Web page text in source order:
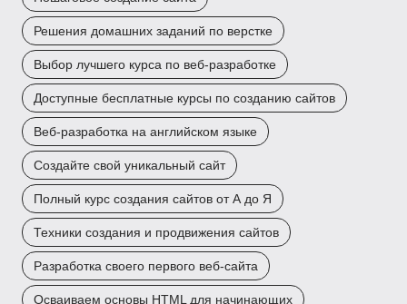
Решения домашних заданий по верстке
Выбор лучшего курса по веб-разработке
Доступные бесплатные курсы по созданию сайтов
Веб-разработка на английском языке
Создайте свой уникальный сайт
Полный курс создания сайтов от А до Я
Техники создания и продвижения сайтов
Разработка своего первого веб-сайта
Осваиваем основы HTML для начинающих